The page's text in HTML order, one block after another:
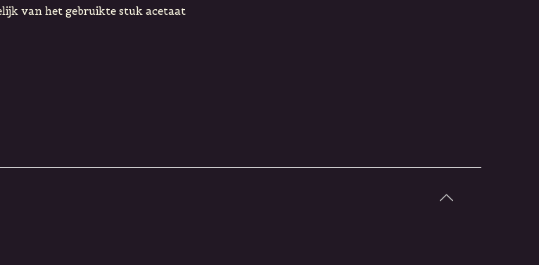
van het gebruikte stuk acetaat